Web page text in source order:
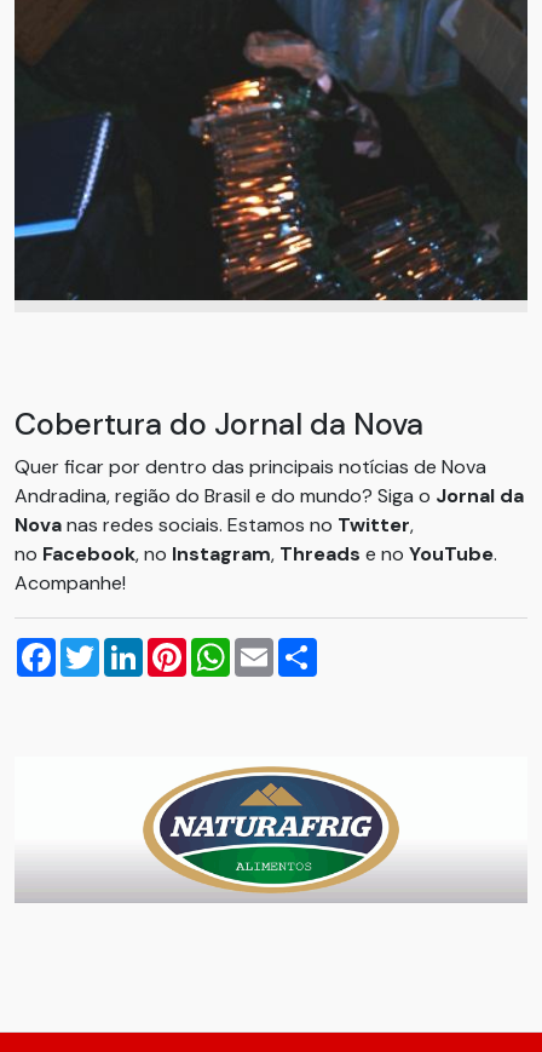
Cobertura do Jornal da Nova
Quer ficar por dentro das principais notícias de Nova
Andradina, região do Brasil e do mundo? Siga o Jornal da
Novanas redes sociais. Estamos no Twitter,
no Facebook, no Instagram, Threads e no YouTube.
Acompanhe!
Facebook
TwitterLinkedInPinterestWhatsApp
Email